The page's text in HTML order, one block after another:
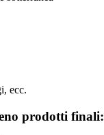
ecc.
prodotti finali: